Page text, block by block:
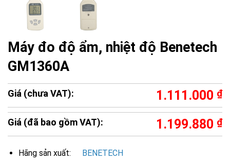
Máy đo độ ẩm, nhiệt độ Benetech
GM1360A
Giá (chưa VAT): 1.111.000 ₫
Giá (đã bao gồm VAT): 1.199.880 ₫
Hãng sản xuất:
BENETECH